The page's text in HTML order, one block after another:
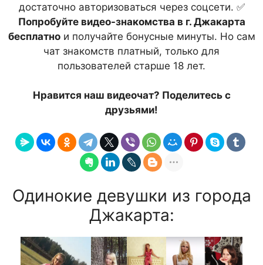
достаточно авторизоваться через соцсети. ✅
Попробуйте видео-знакомства в г. Джакарта
бесплатнои получайте бонусные минуты. Но сам
чат знакомств платный, только для
пользователей старше 18 лет.
Нравится наш видеочат? Поделитесь с
друзьями!
Одинокие девушки из города
Джакарта: